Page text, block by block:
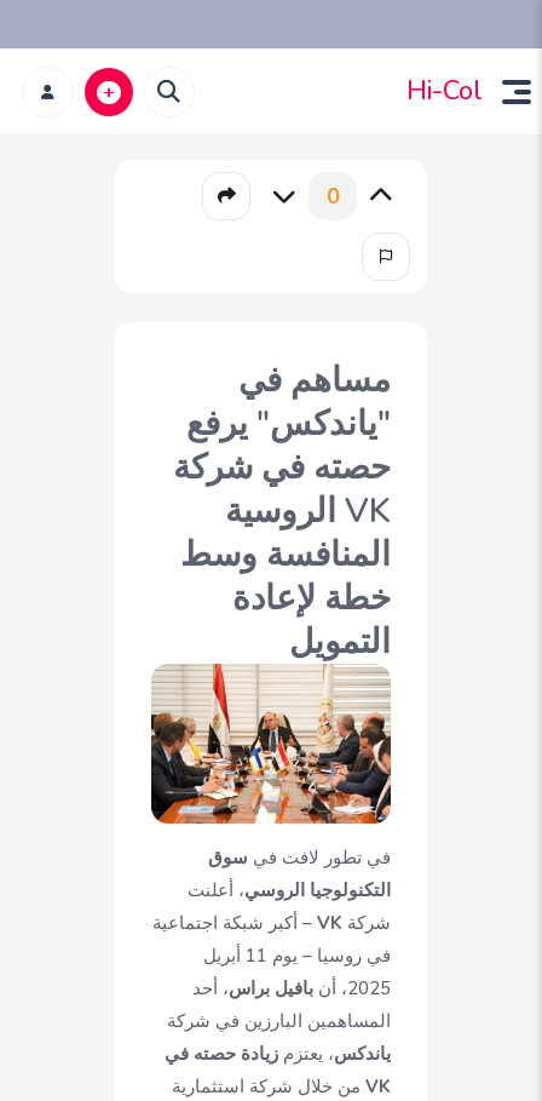
Hi-Col
0
مساهم في
"ياندكس" يرفع
حصته في شركة
VK الروسية
المنافسة وسط
خطة لإعادة
التمويل
في تطور لافت في سوق
التكنولوجيا الروسي، أعلنت
شركة VK– أكبر شبكة اجتماعية
في روسيا – يوم 11 أبريل
2025، أن
بافيل براس، أحد
المساهمين البارزين في شركة
ياندكس، يعتزم زيادة حصته في
VKمن خلال شركة استثمارية